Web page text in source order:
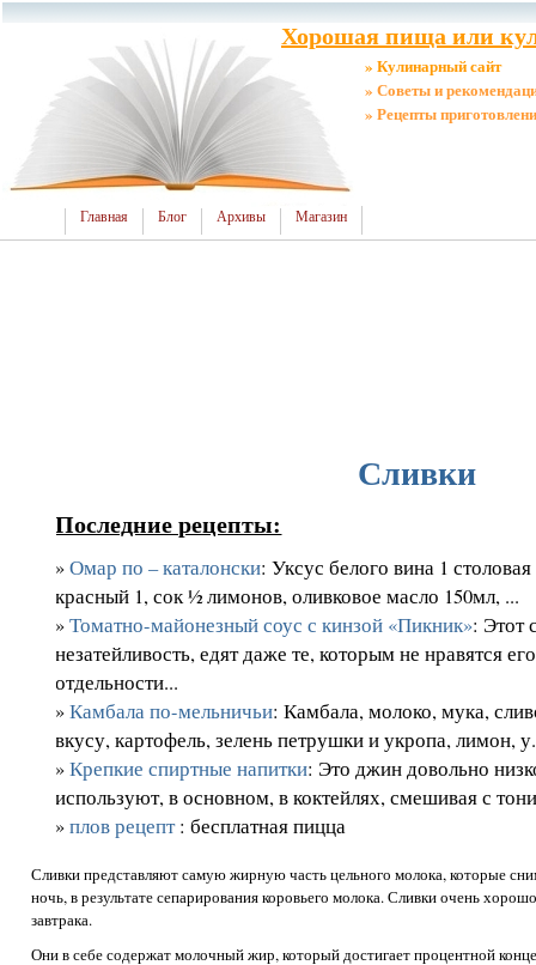
Хорошая пища или
» Кулинарный сайт
» Советы и
» Рецепты
Главная Блог Архивы Магазин
Сливки
Последние рецепты:
»Омар по – каталонски: Уксус белого вина 1
красный 1, сок ½ лимонов, оливковое масло 150мл, ...
»Томатно-майонезный соус с кинзой «Пикник»: Этот
незатейливость, едят даже те, которым не нравятся
отдельности...
»Камбала по-мельничьи: Камбала, молоко, мука,
вкусу, картофель, зелень петрушки и укропа, лимон,
»Крепкие спиртные напитки: Это джин довольно
используют, в основном, в коктейлях, смешивая с
»плов рецепт: бесплатная пицца
Сливки представляют самую жирную часть цельного молока, которые
ночь, в результате сепарирования коровьего молока. Сливки очень
завтрака.
Они в себе содержат молочный жир, который достигает процентной